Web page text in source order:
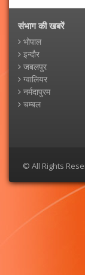
संभाग की खबरें
भोपाल
इन्दौर
जबलपुर
ग्वालियर
नर्मदापुरम
चम्बल
© All Rights